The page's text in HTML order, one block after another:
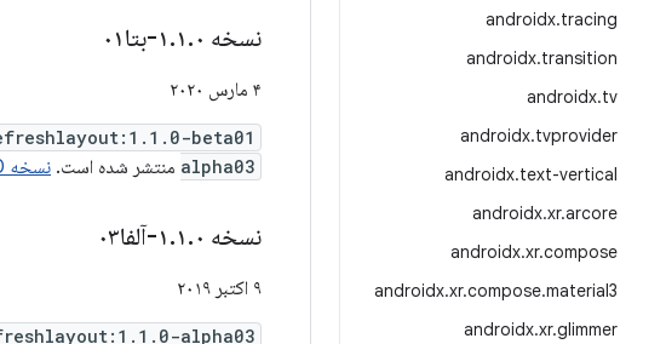
androidx.tracing
androidx.transition
androidx.tv
androidx.tvprovider
androidx.text-vertical
androidx.xr.arcore
androidx.xr.compose
androidx.xr.compose.material3
androidx.xr.glimmer
نسخه ۱ .۱.۰-بتا۰۱
۴ مارس ۲۰۲۰
beta01
alpha03 منتشر شده است. نسخه 1.1.0-beta01 شامل این کامیت‌ها است.
نسخه ۱ .۱.۰-آلفا۰۳
۹ اکتبر ۲۰۱۹
alpha03